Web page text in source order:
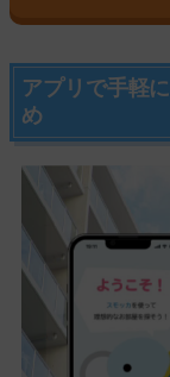
アプリで手軽
め